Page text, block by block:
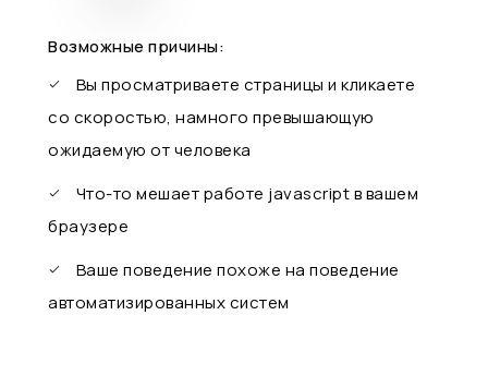
Возможные причины:
Вы просматриваете страницы и кликаете
со скоростью, намного превышающую
ожидаемую от человека
Что-то мешает работе javascript в вашем
браузере
Ваше поведение похоже на поведение
автоматизированных систем